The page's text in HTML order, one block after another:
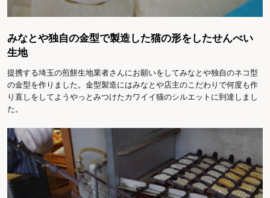
みなとや独自の金型で製造した猫の形をしたせんべい
生地
提携する埼玉の煎餅生地業者さんにお願いをしてみなとや独自のネコ型
の金型を作りました。金型製造にはみなとや店主のこだわりで何度も作
り直しをしてようやっとみつけたカワイイ猫のシルエットに到達しまし
た。